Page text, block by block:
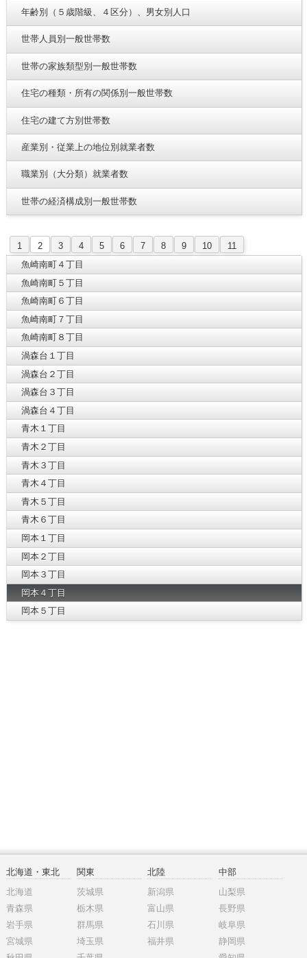
年齢別（５歳階級、４区分）、男女別人口
世帯人員別一般世帯数
世帯の家族類型別一般世帯数
住宅の種類・所有の関係別一般世帯数
住宅の建て方別世帯数
産業別・従業上の地位別就業者数
職業別（大分類）就業者数
世帯の経済構成別一般世帯数
1 2 3 4 5 6 7 8 9 10
11
魚崎南町４丁目
魚崎南町５丁目
魚崎南町６丁目
魚崎南町７丁目
魚崎南町８丁目
渦森台１丁目
渦森台２丁目
渦森台３丁目
渦森台４丁目
青木１丁目
青木２丁目
青木３丁目
青木４丁目
青木５丁目
青木６丁目
岡本１丁目
岡本２丁目
岡本３丁目
岡本４丁目
岡本５丁目
北海道・東北
北海道
青森県
岩手県
宮城県
関東
茨城県
栃木県
群馬県
埼玉県
北陸
新潟県
富山県
石川県
福井県
中部
山梨県
長野県
岐阜県
静岡県